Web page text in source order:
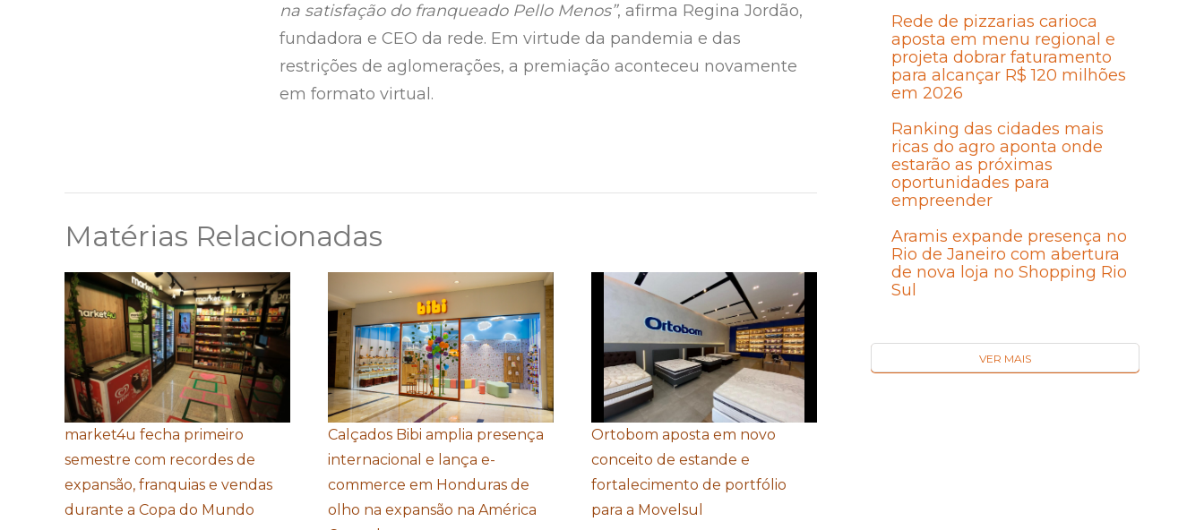
na satisfação do franqueado Pello Menos”, afirma Regina Jordão,
fundadora e CEO da rede. Em virtude da pandemia e das
restrições de aglomerações, a premiação aconteceu novamente
em formato virtual.
Matérias Relacionadas
market4u fecha primeiro
semestre com recordes de
expansão, franquias e vendas
durante a Copa do Mundo
Calçados Bibi amplia presença
internacional e lança e-
commerce em Honduras de
olho na expansão na América
Ortobom aposta em novo
conceito de estande e
fortalecimento de portfólio
para a Movelsul
Rede de pizzarias carioca
aposta em menu regional e
projeta dobrar faturamento
para alcançar R$ 120 milhões
em 2026
Ranking das cidades mais
ricas do agro aponta onde
estarão as próximas
oportunidades para
empreender
Aramis expande presença no
Rio de Janeiro com abertura
de nova loja no Shopping Rio
Sul
VER MAIS